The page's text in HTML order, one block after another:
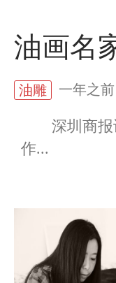
油画名
油雕 一年之
深圳商报讯
作...